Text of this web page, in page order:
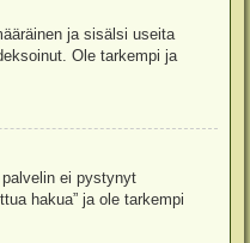
ja sisälsi useita
Ole tarkempi ja
ei pystynyt
hakua” ja ole tarkempi